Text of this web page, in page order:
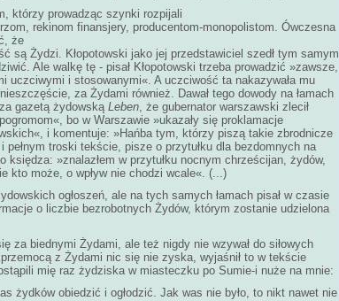
którzy prowadząc szynki rozpijali
rekinom finansjery, producentom-monopolistom. Ówczesna
że
są Żydzi. Kłopotowski jako jej przedstawiciel szedł tym samym
Ale walkę tę - pisał Kłopotowski trzeba prowadzić »zawsze,
uczciwymi i stosowanymi«. A uczciwość ta nakazywała mu
za Żydami również. Dawał tego dowody na łamach
gazetą żydowską Leben, że gubernator warszawski zlecił
bo w Warszawie »ukazały się proklamacje
i komentuje: »Hańba tym, którzy piszą takie zbrodnicze
pełnym troski tekście, pisze o przytułku dla bezdomnych na
księdza: »znalazłem w przytułku nocnym chrześcijan, żydów,
kto może, o wpływ nie chodzi wcale«. (...)
ogłoszeń, ale na tych samych łamach pisał w czasie
o liczbie bezrobotnych Żydów, którym zostanie udzielona
za biednymi Żydami, ale też nigdy nie wzywał do siłowych
z Żydami nic się nie zyska, wyjaśnił to w tekście
mię raz żydziska w miasteczku po Sumie-i nuże na mnie:
żydków obiedzić i ogłodzić. Jak was nie było, to nikt nawet nie